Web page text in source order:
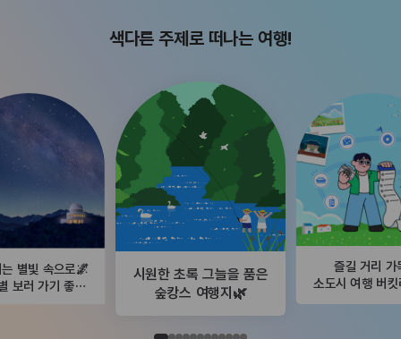
색다른 주제로 떠나는 여행!
별빛 속으로🌌
보러 가기 좋은
시원한 초록 그늘을 품은
숲캉스 여행지🌿
즐길 거리 가
소도시 여행 버킷